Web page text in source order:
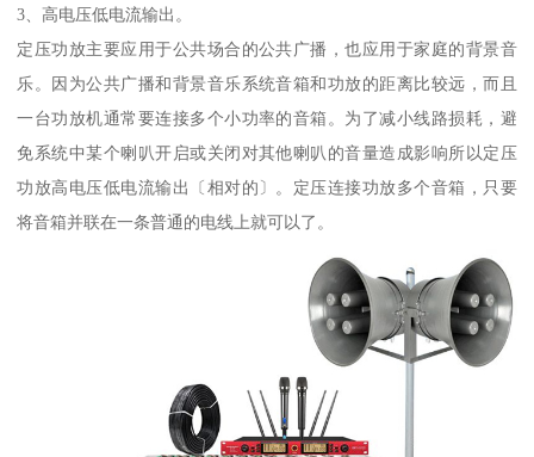
3、高电压低电流输出。
定压功放主要应用于公共场合的公共广播，也应用于家庭的背景音
乐。因为公共广播和背景音乐系统音箱和功放的距离比较远，而且
一台功放机通常要连接多个小功率的音箱。为了减小线路损耗，避
免系统中某个喇叭开启或关闭对其他喇叭的音量造成影响所以定压
功放高电压低电流输出〔相对的〕。定压连接功放多个音箱，只要
将音箱并联在一条普通的电线上就可以了。